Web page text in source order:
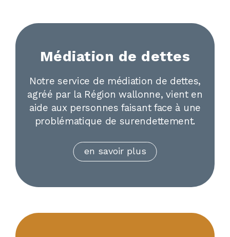
Médiation de dettes
Notre service de médiation de dettes,
agréé par la Région wallonne, vient en
aide aux personnes faisant face à une
problématique de surendettement.
en savoir plus